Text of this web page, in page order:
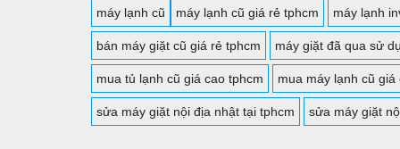
máy lạnh cũ máy lạnh cũ giá rẻ tphcm máy lạnh
bán máy giặt cũ giá rẻ tphcm máy giặt đã qua sử
mua tủ lạnh cũ giá cao tphcm mua máy lạnh cũ giá
sửa máy giặt nội địa nhật tại tphcm sửa máy giặt